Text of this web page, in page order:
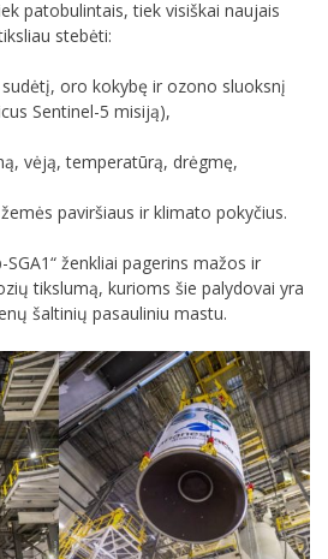
patobulintais, tiek visiškai naujais
stebėti:
oro kokybę ir ozono sluoksnį
Sentinel-5 misiją),
vėją, temperatūrą, drėgmę,
paviršiaus ir klimato pokyčius.
ženkliai pagerins mažos ir
tikslumą, kurioms šie palydovai yra
šaltinių pasauliniu mastu.